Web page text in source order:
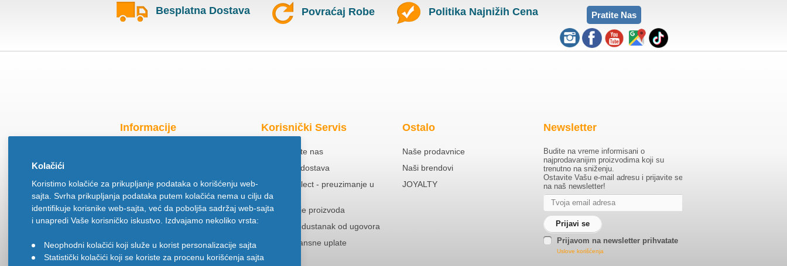
Besplatna Dostava Povraćaj Robe Politika Najnižih Cena Pratite Nas
Informacije
Način isporuke
Načini plaćanja
Politika privatnosti
Uslovi korišćenja
Korisnički Servis
Kontaktirajte nas
Besplatna dostava
Click & Collect - preuzimanje u
prodavnici
Reklamacije proizvoda
Pravo na odustanak od ugovora
Politika Avansne uplate
Ostalo
Naše prodavnice
Naši brendovi
JOYALTY
Newsletter
Budite na vreme informisani o
najprodavanijim proizvodima koji su
trenutno na sniženju.
Ostavite Vašu e-mail adresu i prijavite se
na naš newsletter!
Prijavom na newsletter prihvatate
Uslove korišćenja
Kolačići
Koristimo kolačiće za prikupljanje podataka o korišćenju web-
sajta. Svrha prikupljanja podataka putem kolačića nema u cilju da
identifikuje korisnike web-sajta, već da poboljša sadržaj web-sajta
i unapredi Vaše korisničko iskustvo. Izdvajamo nekoliko vrsta:
•
Neophodni kolačići koji služe u korist personalizacije sajta
•
Statistički kolačići koji se koriste za procenu korišćenja sajta